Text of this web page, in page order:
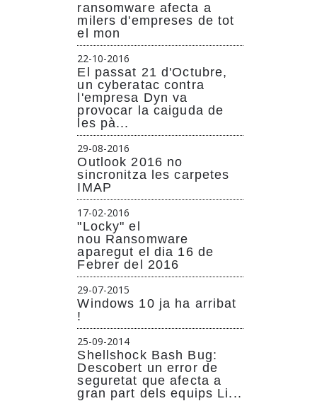
ransomware afecta a
milers d'empreses de tot
el mon
22-10-2016
El passat 21 d'Octubre,
un cyberatac contra
l'empresa Dyn va
provocar la caiguda de
les pà...
29-08-2016
Outlook 2016 no
sincronitza les carpetes
IMAP
17-02-2016
"Locky" el
nou Ransomware
aparegut el dia 16 de
Febrer del 2016
29-07-2015
Windows 10 ja ha arribat
!
25-09-2014
Shellshock Bash Bug:
Descobert un error de
seguretat que afecta a
gran part dels equips Li...